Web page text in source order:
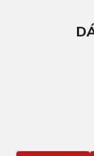
Rukavice